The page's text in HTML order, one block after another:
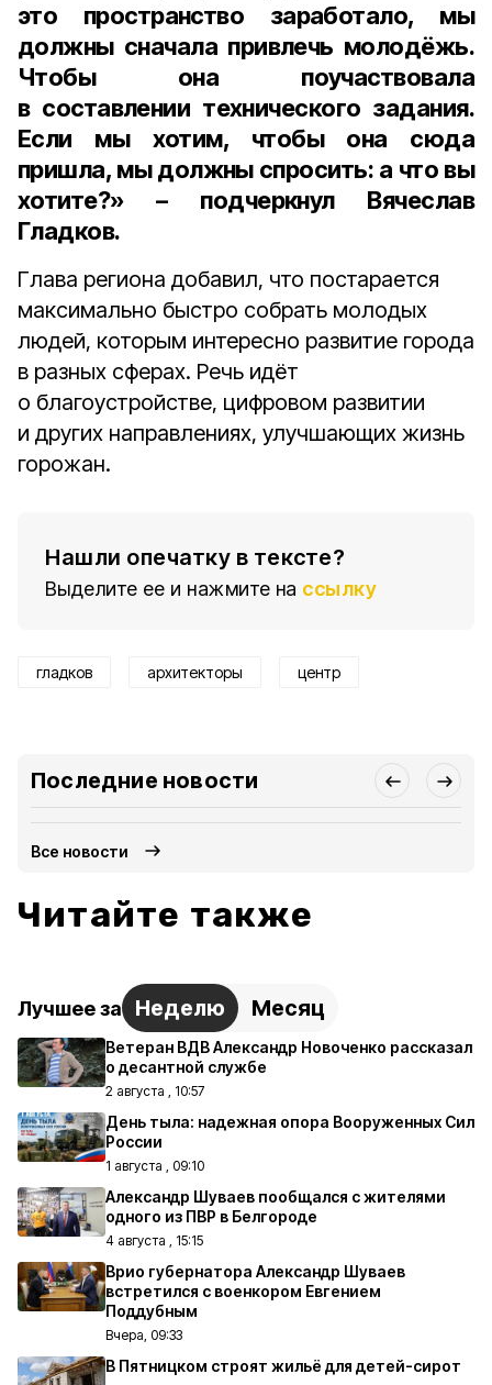
это пространство заработало, мы
должны сначала привлечь молодёжь.
Чтобы она поучаствовала
в составлении технического задания.
Если мы хотим, чтобы она сюда
пришла, мы должны спросить: а что вы
хотите?» – подчеркнул Вячеслав
Гладков.
Глава региона добавил, что постарается
максимально быстро собрать молодых
людей, которым интересно развитие города
в разных сферах. Речь идёт
о благоустройстве, цифровом развитии
и других направлениях, улучшающих жизнь
горожан.
Нашли опечатку в тексте?
Выделите ее и нажмите на ссылку
гладков архитекторы центр
Последние новости
Все новости
Читайте также
Лучшее за Неделю Месяц
Ветеран ВДВ Александр Новоченко рассказал
о десантной службе
2 августа , 10:57
День тыла: надежная опора Вооруженных Сил
России
1 августа , 09:10
Александр Шуваев пообщался с жителями
одного из ПВР в Белгороде
4 августа , 15:15
Врио губернатора Александр Шуваев
встретился с военкором Евгением
Поддубным
Вчера, 09:33
В Пятницком строят жильё для детей-сирот